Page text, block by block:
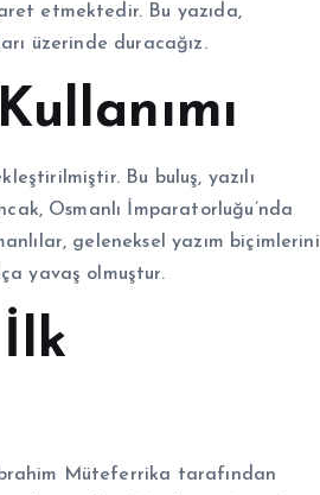
etmektedir. Bu yazıda,
üzerinde duracağız.
Bu buluş, yazılı
Osmanlı İmparatorluğu’nda
geleneksel yazım biçimlerini
yavaş olmuştur.
Müteferrika tarafından